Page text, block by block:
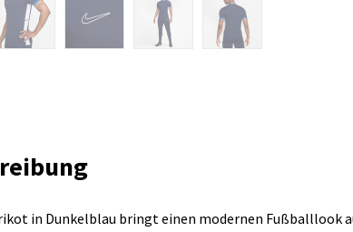
in Dunkelblau bringt einen modernen